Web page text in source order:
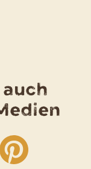
YouTube